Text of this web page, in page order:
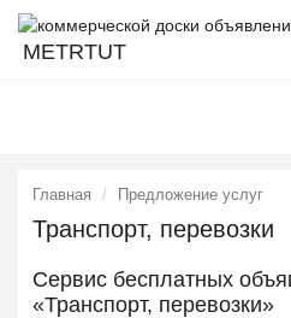
METRTUT
Главная Предложение услуг
Транспорт, перевозки
Сервис бесплатных
«Транспорт, перевозки»